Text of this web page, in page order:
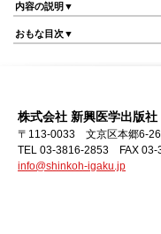
内容の説明▼
おもな目次▼
株式会社 新興医学出版社
〒113-0033 文京区本郷6-
TEL 03-3816-2853 FAX 03-
info@shinkoh-igaku.jp